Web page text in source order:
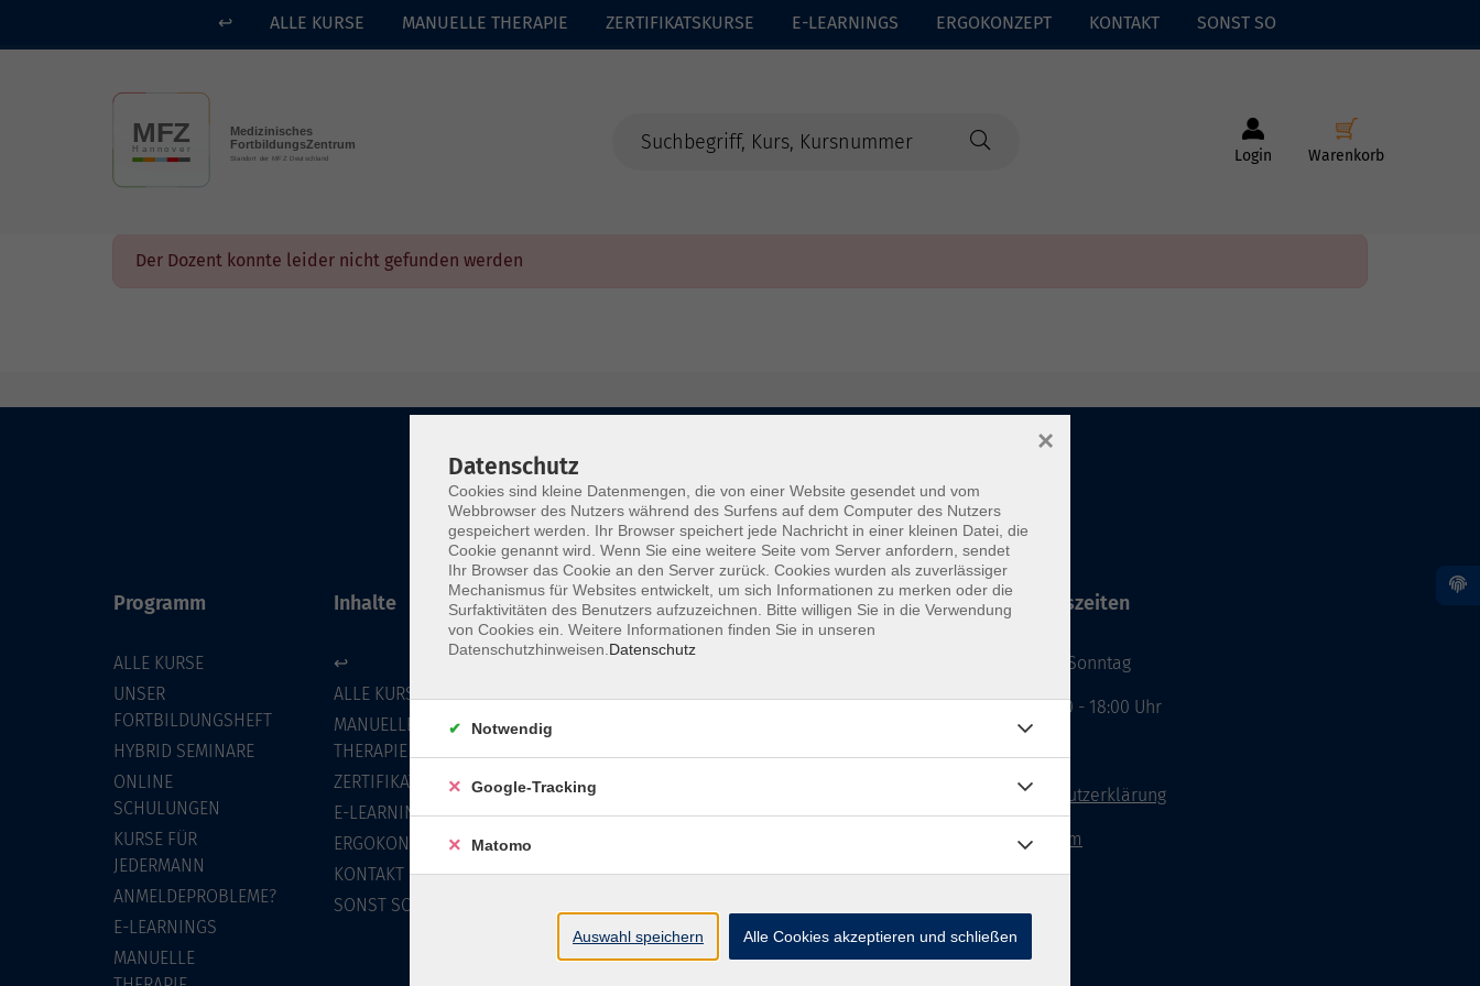
Skip to main content
↩ ALLE KURSE MANUELLE THERAPIE ZERTIFIKATSKURSE E-LEARNINGS ERGOKONZEPT KONTAKT SONST SO
Login Warenkorb
Der Dozent konnte leider nicht gefunden werden
Programm
ALLE KURSE
UNSER
FORTBILDUNGSHEFT
HYBRID SEMINARE
ONLINE
SCHULUNGEN
KURSE FÜR
JEDERMANN
ANMELDEPROBLEME?
E-LEARNINGS
MANUELLE
Inhalte
↩
ALLE KURSE
MANUELLE
THERAPIE
ZERTIFIKATSKURSE
E-LEARNINGS
ERGOKONZEPT
KONTAKT
SONST SO
MFZ HANNOVER GMBH & CO KG
📞Telefon: +49 511 844 14 18
Öffnungszeiten
Montag - Sonntag
von: 08:00 - 18:00 Uhr
Datenschutzerklärung
Impressum
Widerruf
Datenschutz
Cookies sind kleine Datenmengen, die von einer Website gesendet und vom
Webbrowser des Nutzers während des Surfens auf dem Computer des Nutzers
gespeichert werden. Ihr Browser speichert jede Nachricht in einer kleinen Datei, die
Cookie genannt wird. Wenn Sie eine weitere Seite vom Server anfordern, sendet
Ihr Browser das Cookie an den Server zurück. Cookies wurden als zuverlässiger
Mechanismus für Websites entwickelt, um sich Informationen zu merken oder die
Surfaktivitäten des Benutzers aufzuzeichnen. Bitte willigen Sie in die Verwendung
von Cookies ein. Weitere Informationen finden Sie in unseren
Datenschutzhinweisen. Datenschutz
×
Notwendig
Google-Tracking
Matomo
Auswahl speichern Alle Cookies akzeptieren und schließen